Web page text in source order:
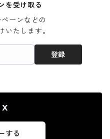
を受け取る
ーンなどの
いたします。
登録
X
する